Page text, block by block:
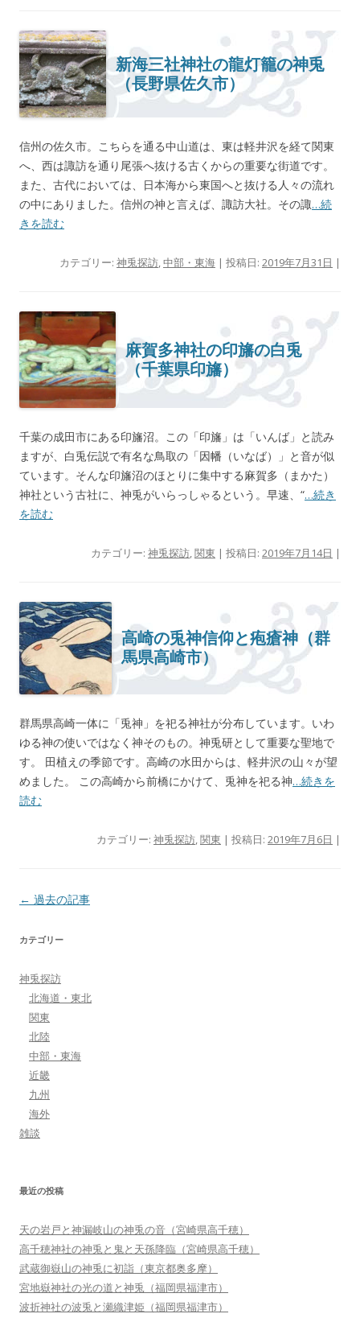
新海三社神社の龍灯籠の神兎
（長野県佐久市）
信州の佐久市。こちらを通る中山道は、東は軽井沢を経て関東
へ、西は諏訪を通り尾張へ抜ける古くからの重要な街道です。
また、古代においては、日本海から東国へと抜ける人々の流れ
の中にありました。信州の神と言えば、諏訪大社。その諏…続
きを読む
カテゴリー: 神兎探訪,中部・東海 | 投稿日: 2019年7月31日 |
麻賀多神社の印旛の白兎
（千葉県印旛）
千葉の成田市にある印旛沼。この「印旛」は「いんば」と読み
ますが、白兎伝説で有名な鳥取の「因幡（いなば）」と音が似
ています。そんな印旛沼のほとりに集中する麻賀多（まかた）
神社という古社に、神兎がいらっしゃるという。早速、“…続き
を読む
カテゴリー: 神兎探訪,関東 | 投稿日: 2019年7月14日 |
高崎の兎神信仰と疱瘡神（群
馬県高崎市）
群馬県高崎一体に「兎神」を祀る神社が分布しています。いわ
ゆる神の使いではなく神そのもの。神兎研として重要な聖地で
す。 田植えの季節です。高崎の水田からは、軽井沢の山々が望
めました。 この高崎から前橋にかけて、兎神を祀る神…続きを
読む
カテゴリー: 神兎探訪,関東 | 投稿日: 2019年7月6日 |
投稿ナビゲーション
← 過去の記事
カテゴリー
神兎探訪
北海道・東北
関東
北陸
中部・東海
近畿
九州
海外
雑談
最近の投稿
天の岩戸と神漏岐山の神兎の音（宮崎県高千穂）
高千穂神社の神兎と鬼と天孫降臨（宮崎県高千穂）
武蔵御嶽山の神兎に初詣（東京都奥多摩）
宮地嶽神社の光の道と神兎（福岡県福津市）
波折神社の波兎と瀬織津姫（福岡県福津市）